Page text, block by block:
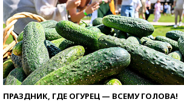
ПРАЗДНИК, ГДЕ ОГУРЕЦ — ВСЕМУ ГОЛОВА!